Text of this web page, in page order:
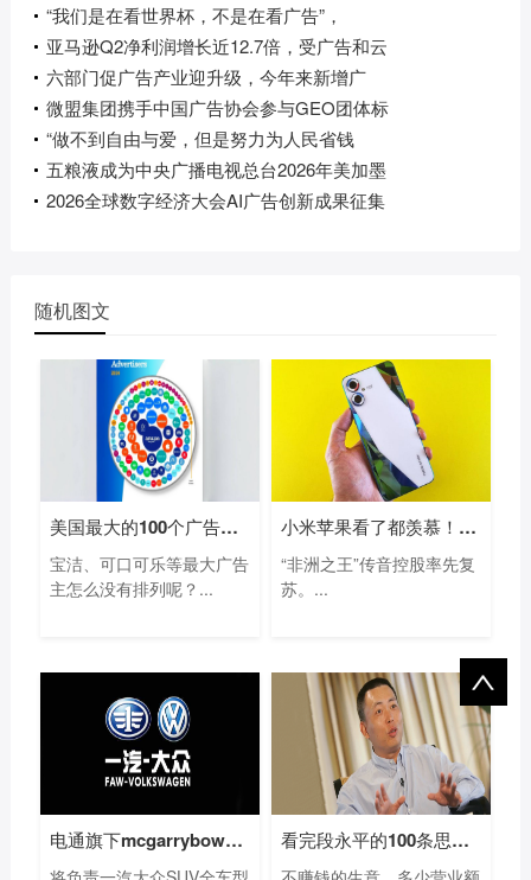
“我们是在看世界杯，不是在看广告”，
亚马逊Q2净利润增长近12.7倍，受广告和云
六部门促广告产业迎升级，今年来新增广
微盟集团携手中国广告协会参与GEO团体标
“做不到自由与爱，但是努力为人民省钱
五粮液成为中央广播电视总台2026年美加墨
2026全球数字经济大会AI广告创新成果征集
随机图文
美国最大的100个广告主名单：亚马逊等电
宝洁、可口可乐等最大广告
主怎么没有排列呢？...
小米苹果看了都羡慕！“非洲手机之王”
“非洲之王”传音控股率先复
苏。...
电通旗下mcgarrybowen赢得一汽大众SUV及电动 看完段永平的100条思考，我终于悟出他为